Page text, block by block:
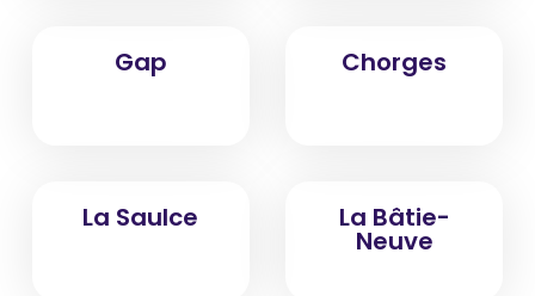
Gap Chorges
La Saulce La Bâtie-
Neuve